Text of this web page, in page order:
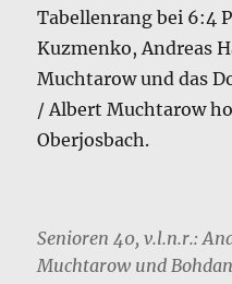
Tabellenrang bei 6:4
Kuzmenko, Andreas
Muchtarow und das
/ Albert Muchtarow
Oberjosbach.
Senioren 40, v.l.n.r.:
Muchtarow und